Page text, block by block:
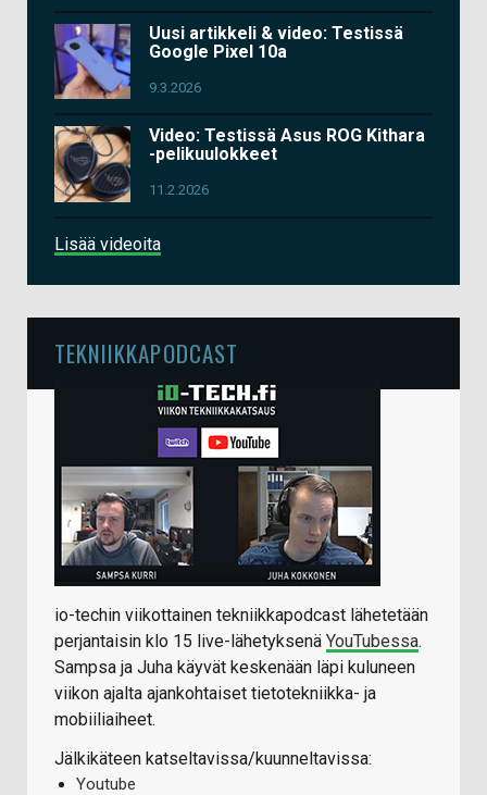
Uusi artikkeli & video: Testissä
Google Pixel 10a
9.3.2026
Video: Testissä Asus ROG Kithara
-pelikuulokkeet
11.2.2026
Lisää videoita
TEKNIIKKAPODCAST
io-techin viikottainen tekniikkapodcast lähetetään
perjantaisin klo 15 live-lähetyksenä YouTubessa.
Sampsa ja Juha käyvät keskenään läpi kuluneen
viikon ajalta ajankohtaiset tietotekniikka- ja
mobiiliaiheet.
Jälkikäteen katseltavissa/kuunneltavissa:
Youtube